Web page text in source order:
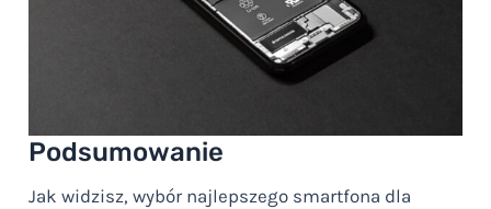
Podsumowanie
Jak widzisz, wybór najlepszego smartfona dla